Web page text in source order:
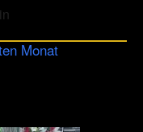
Monat